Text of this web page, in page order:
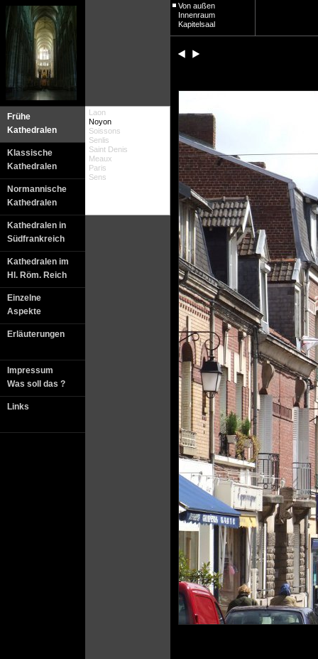
Frühe
Kathedralen
Klassische
Kathedralen
Normannische
Kathedralen
Kathedralen in
Südfrankreich
Kathedralen im
Hl. Röm. Reich
Einzelne
Aspekte
Erläuterungen
Impressum
Was soll das ?
Links
Laon
Noyon
Soissons
Senlis
Saint Denis
Meaux
Paris
Sens
Von außen
Innenraum
Kapitelsaal